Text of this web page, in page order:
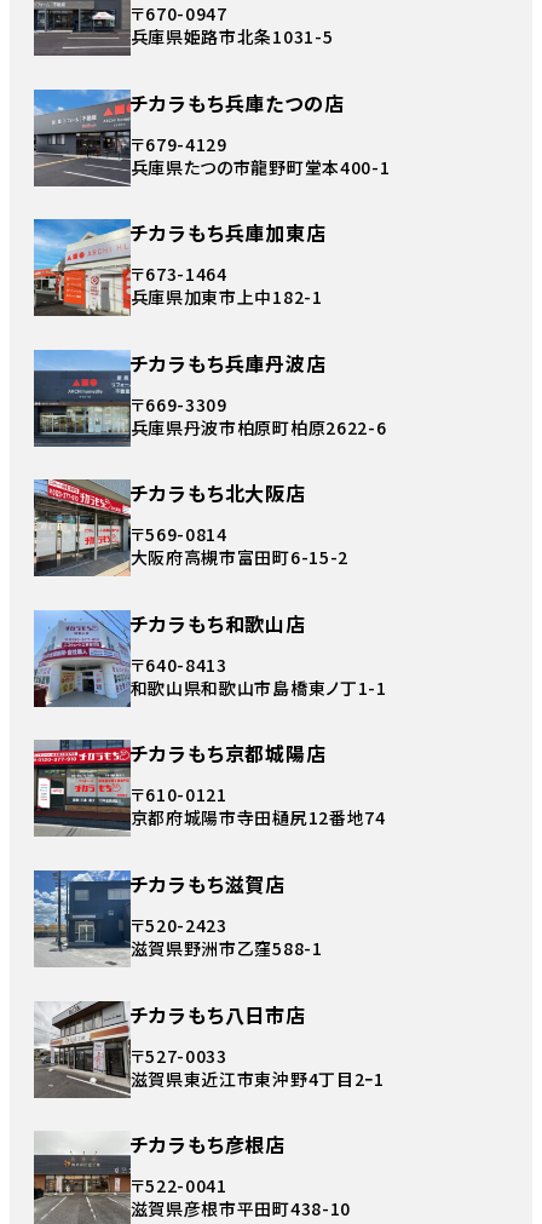
〒670-0947
兵庫県姫路市北条1031-5
チカラもち兵庫たつの店
〒679-4129
兵庫県たつの市龍野町堂本400-1
チカラもち兵庫加東店
〒673-1464
兵庫県加東市上中182-1
チカラもち兵庫丹波店
〒669-3309
兵庫県丹波市柏原町柏原2622-6
チカラもち北大阪店
〒569-0814
大阪府高槻市富田町6-15-2
チカラもち和歌山店
〒640-8413
和歌山県和歌山市島橋東ノ丁1-1
チカラもち京都城陽店
〒610-0121
京都府城陽市寺田樋尻12番地74
チカラもち滋賀店
〒520-2423
滋賀県野洲市乙窪588-1
チカラもち八日市店
〒527-0033
滋賀県東近江市東沖野4丁目2ｰ1
チカラもち彦根店
〒522-0041
滋賀県彦根市平田町438-10